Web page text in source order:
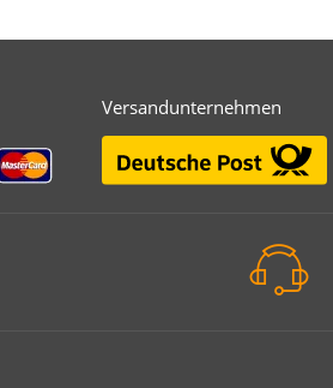
Versandunternehmen